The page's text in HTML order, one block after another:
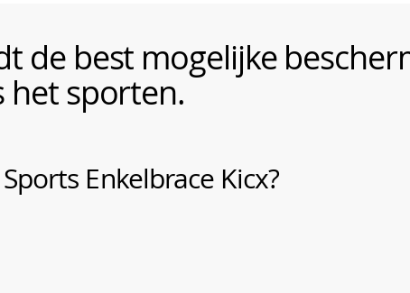
de best mogelijke
het sporten.
Enkelbrace Kicx?